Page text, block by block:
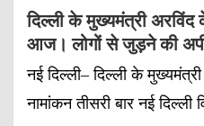
दिल्ली के मुख्यमंत्री अरविंद
आज। लोगों से जुड़ने की
नई दिल्ली– दिल्ली के
नामांकन तीसरी बार नई